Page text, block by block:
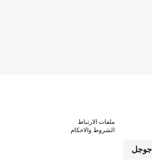
ملفات الارتباط
الشروط والاحكام